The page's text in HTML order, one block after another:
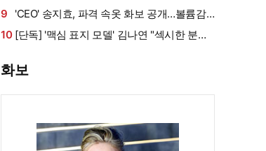
보증금 안 주면 법적 조치"
9
'CEO' 송지효, 파격 속옷 화보 공개…볼륨감·
라인 모두 '퍼펙트'
10 [단독] '맥심 표지 모델' 김나연 "섹시한 분들
화보